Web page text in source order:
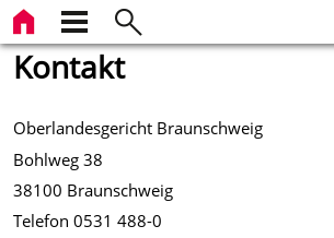
Kontakt
Oberlandesgericht Braunschweig
Bohlweg 38
38100 Braunschweig
Telefon 0531 488-0